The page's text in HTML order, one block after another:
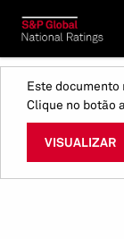
Este documento
Clique no botão
VISUALIZAR